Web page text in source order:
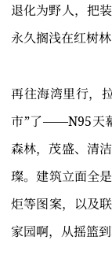
退化为野人，把
永久搁浅在红树林
再往海湾里行，
市”了——N95天
森林，茂盛、清
璨。建筑立面全
炬等图案，以及
家园啊，从摇篮到